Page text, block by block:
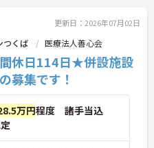
更新日：2026年07月02日
つくば 医療法人善心会
間休日114日★併設施設
募集です！
万円程度 諸手当込